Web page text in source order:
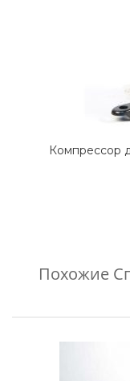
Компрессор
Похожие